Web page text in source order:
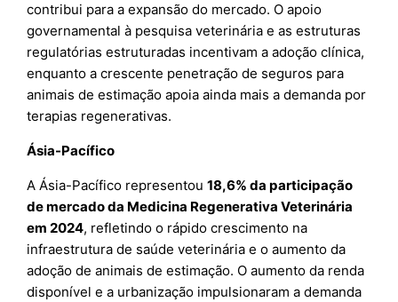
contribui para a expansão do mercado. O apoio
governamental à pesquisa veterinária e as estruturas
regulatórias estruturadas incentivam a adoção clínica,
enquanto a crescente penetração de seguros para
animais de estimação apoia ainda mais a demanda por
terapias regenerativas.
Ásia-Pacífico
A Ásia-Pacífico representou18,6% da participação
de mercado da Medicina Regenerativa Veterinária
em 2024, refletindo o rápido crescimento na
infraestrutura de saúde veterinária e o aumento da
adoção de animais de estimação. O aumento da renda
disponível e a urbanização impulsionaram a demanda